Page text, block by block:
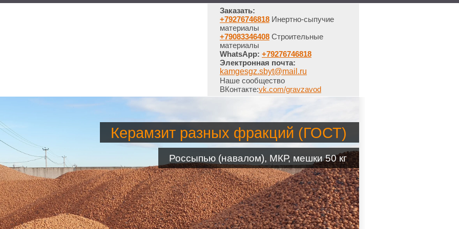
Заказать:
+79276746818 Инертно-сыпучие
материалы
+79083346408 Строительные
материалы
WhatsApp: +79276746818
Электронная почта:
kamgesgz.sbyt@mail.ru
Наше сообщество
ВКонтакте:vk.com/gravzavod
Керамзит разных фракций (ГОСТ)
Россыпью (навалом), МКР, мешки 50 кг